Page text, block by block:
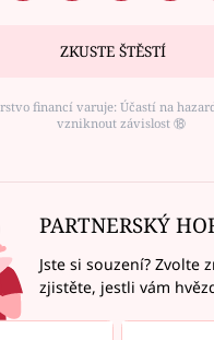
ZKUSTE ŠTĚSTÍ
financí varuje: Účastí na
vzniknout závislost ⑱
PARTNERSKÝ
Jste si souzení? Zvolte
zjistěte, jestli vám